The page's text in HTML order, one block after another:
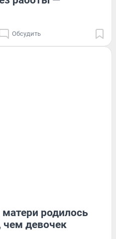
Обсудить
родилось
девочек